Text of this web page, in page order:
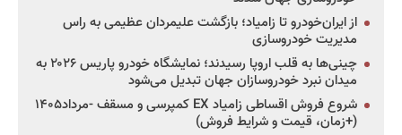
از ایران‌خودرو تا زامیاد؛ بازگشت علیمردان عظیمی به راس
مدیریت خودروسازی
چینی‌ها به قلب اروپا رسیدند؛ نمایشگاه خودرو پاریس ۲۰۲۶ به
میدان نبرد خودروسازان جهان تبدیل می‌شود
شروع فروش اقساطی زامیاد EX کمپرسی و مسقف -مرداد۱۴۰۵
(+زمان، قیمت و شرایط فروش)